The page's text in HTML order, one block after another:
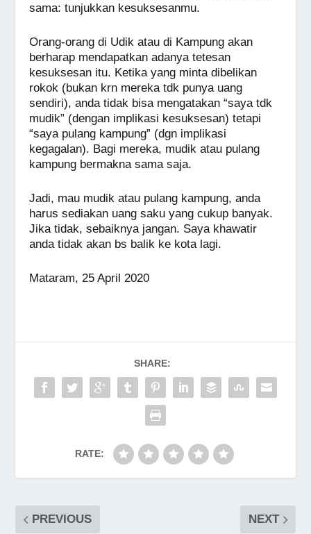
sama: tunjukkan kesuksesanmu.
Orang-orang di Udik atau di Kampung akan
berharap mendapatkan adanya tetesan
kesuksesan itu. Ketika yang minta dibelikan
rokok (bukan krn mereka tdk punya uang
sendiri), anda tidak bisa mengatakan “saya tdk
mudik” (dengan implikasi kesuksesan) tetapi
“saya pulang kampung” (dgn implikasi
kegagalan). Bagi mereka, mudik atau pulang
kampung bermakna sama saja.
Jadi, mau mudik atau pulang kampung, anda
harus sediakan uang saku yang cukup banyak.
Jika tidak, sebaiknya jangan. Saya khawatir
anda tidak akan bs balik ke kota lagi.
Mataram, 25 April 2020
SHARE:
RATE:
PREVIOUS NEXT